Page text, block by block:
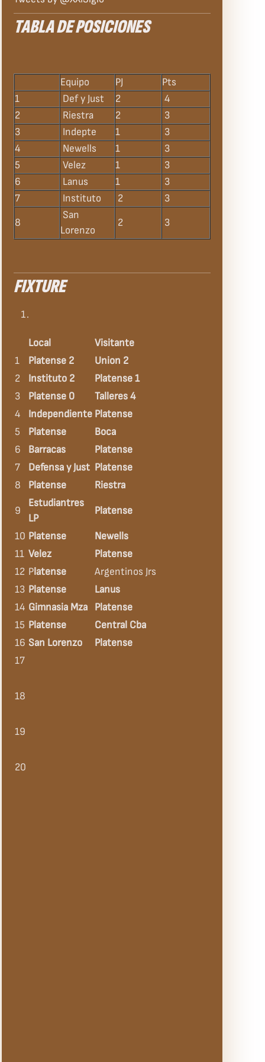
TABLA DE POSICIONES
Equipo PJ
Pts
1
Def y Just 2
4
2
Riestra 2
3
3
Indepte 1
3
4
Newells 1
3
5
Velez 1
3
6
Lanus 1
3
7
Instituto 2
3
8
San
Lorenzo
2 3
FIXTURE
Local
Visitante
1
Platense 2
Union 2
2
Instituto 2
Platense 1
3
Platense 0
Talleres 4
4
Independiente Platense
5
Platense
Boca
6
Barracas
Platense
7
Defensa y Just Platense
8
Platense Riestra
9
Estudiantres
LP
Platense
10 Platense
Newells
11 Velez
Platense
12 Platense
Argentinos Jrs
13 Platense
Lanus
14 Gimnasia Mza
Platense
15 Platense
Central Cba
16 San Lorenzo
Platense
17
18
19
20